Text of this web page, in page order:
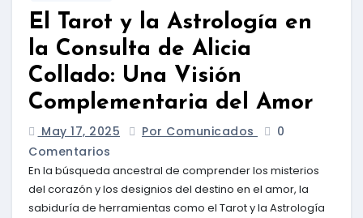
El Tarot y la Astrología en
la Consulta de Alicia
Collado: Una Visión
Complementaria del Amor
May 17, 2025 Por Comunicados
0
Comentarios
En la búsqueda ancestral de comprender los misterios
del corazón y los designios del destino en el amor, la
sabiduría de herramientas como el Tarot y la Astrología